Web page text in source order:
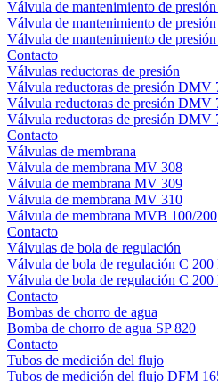
Válvula de mantenimiento de
Válvula de mantenimiento de
Válvula de mantenimiento de
Contacto
Válvulas reductoras de presión
Válvula reductoras de presión DMV
Válvula reductoras de presión DMV
Válvula reductoras de presión DMV
Contacto
Válvulas de membrana
Válvula de membrana MV 308
Válvula de membrana MV 309
Válvula de membrana MV 310
Válvula de membrana MVB 100/200
Contacto
Válvulas de bola de regulación
Válvula de bola de regulación C 200
Válvula de bola de regulación C 200
Contacto
Bombas de chorro de agua
Bomba de chorro de agua SP 820
Contacto
Tubos de medición del flujo
Tubos de medición del flujo DFM